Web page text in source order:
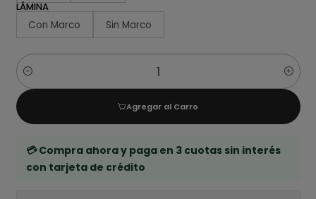
LÁMINA
Con Marco Sin Marco
Cantidad
Agregar al Carro
💳 Compra ahora y paga en 3 cuotas sin interés
con tarjeta de crédito